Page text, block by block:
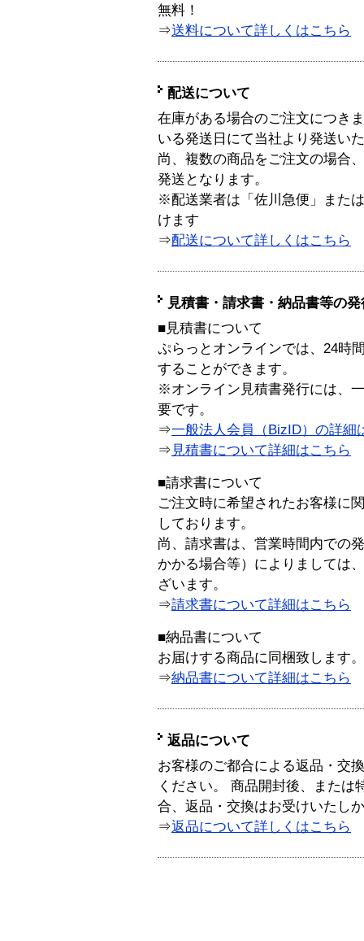
無料！
⇒送料について詳しくはこちら
配送について
在庫がある場合のご注文につき
いる発送日にて当社より発送い
尚、複数の商品をご注文の場合
発送となります。
※配送業者は「佐川急便」また
けます
⇒配送について詳しくはこちら
見積書・請求書・納品書等の
■見積書について
ぷらっとオンラインでは、24時
することができます。
※オンライン見積書発行には、
要です。
⇒一般法人会員（BizID）の詳細
⇒ 見積書について詳細はこちら
■請求書について
ご注文時に希望されたお客様に
しております。
尚、請求書は、営業時間内での
かかる場合等）によりましては
ざいます。
⇒請求書について詳細はこちら
■納品書について
お届けする商品に同梱致します。
⇒納品書について詳細はこちら
返品について
お客様のご都合による返品・交
ください。 商品開封後、または
合、返品・交換はお受けいたし
⇒返品について詳しくはこちら